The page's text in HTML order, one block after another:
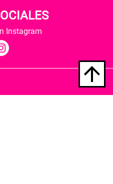
Instagram